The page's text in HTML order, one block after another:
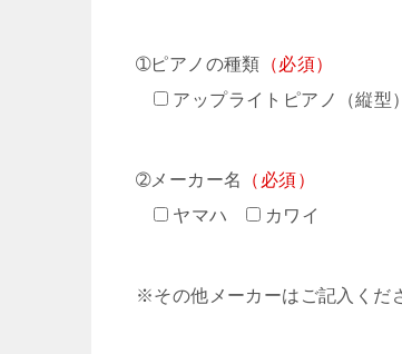
➀ピアノの種類 （必須）
アップライトピアノ（縦型）
➁メーカー名
（必須）
ヤマハ
カワイ
※その他メーカーはご記入くだ